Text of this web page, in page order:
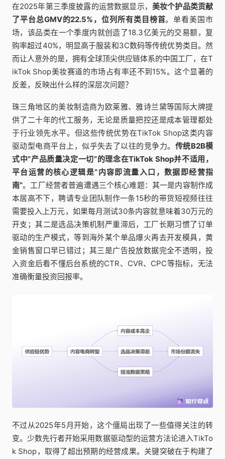
在2025年第三季度披露的运营数据显示， 美妆个护品类贡献
了平台总GMV的22.5%，位列所有类目榜首。单看美国市
场，该品类在一个季度内就创造了18.3亿美元的交易额，复
购率超过40%，明显高于服装和3C数码等传统优势类目。然
而让人意外的是，拥有全球顶尖供应链体系的中国工厂，在T
ikTok Shop美妆赛道的市场占有率还不到15%。这个显著的
反差，反映出什么样的深层次问题？
珠三角地区的美妆制造商为欧莱雅、雅诗兰黛等国际大牌提
供了二十年的代工服务，无论是质量把控还是成本管理都处
于行业领先水平。但这些传统优势在TikTok Shop这类内容
驱动型电商平台上，似乎失去了以往的竞争力。 传统B2B模
式中”产品质量决定一切”的理念在TikTok Shop并不适用，
平台运营的核心逻辑是”内容即流量入口，数据即经营指
南”。工厂经营者普遍遭遇三个核心难题：其一是内容制作成
本居高不下，聘请专业团队制作一条15秒的带货短视频往往
需要投入上万元，如果每月测试30条内容就意味着30万元的
开支；其二是选品决策机制严重滞后，工厂长期习惯了订单
驱动的生产模式，等到海外某个单品爆火再去开发模具，黄
金销售窗口早已错过；其三是广告投放数据完全不透明，投
入资金后看不懂后台系统的CTR、CVR、CPC等指标，无法
准确衡量投资回报率。
不过从2025年5月开始，这个僵局出现了一些值得关注的转
变。少数先行者开始采用数据驱动型的运营方法论进入TikTo
k Shop，取得了超出预期的经营成果。关键突破在于构建了